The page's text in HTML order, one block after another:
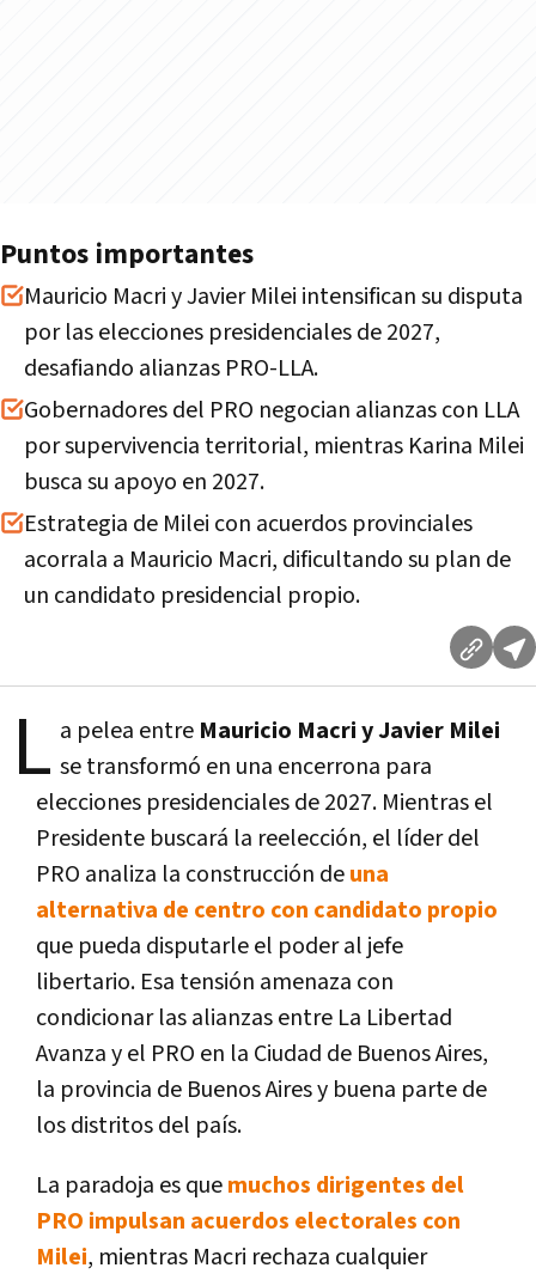
Puntos importantes
Mauricio Macri y Javier Milei intensifican su disputa
por las elecciones presidenciales de 2027,
desafiando alianzas PRO-LLA.
Gobernadores del PRO negocian alianzas con LLA
por supervivencia territorial, mientras Karina Milei
busca su apoyo en 2027.
Estrategia de Milei con acuerdos provinciales
acorrala a Mauricio Macri, dificultando su plan de
un candidato presidencial propio.
L a pelea entre Mauricio Macri y Javier Milei
se transformó en una encerrona para
elecciones presidenciales de 2027. Mientras el
Presidente buscará la reelección, el líder del
PRO analiza la construcción deuna
alternativa de centro con candidato propio
que pueda disputarle el poder al jefe
libertario. Esa tensión amenaza con
condicionar las alianzas entre La Libertad
Avanza y el PRO en la Ciudad de Buenos Aires,
la provincia de Buenos Aires y buena parte de
los distritos del país.
La paradoja es quemuchos dirigentes del
PRO impulsan acuerdos electorales con
Milei, mientras Macri rechaza cualquier